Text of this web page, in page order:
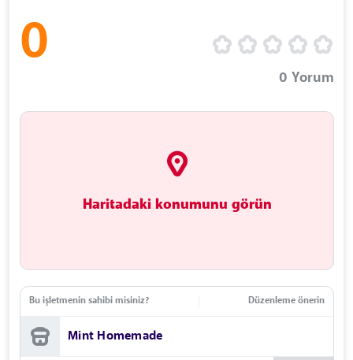
0
0 Yorum
Haritadaki konumunu görün
Bu işletmenin sahibi misiniz? Düzenleme önerin
Mint Homemade